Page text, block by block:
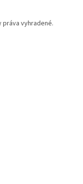
práva vyhradené.